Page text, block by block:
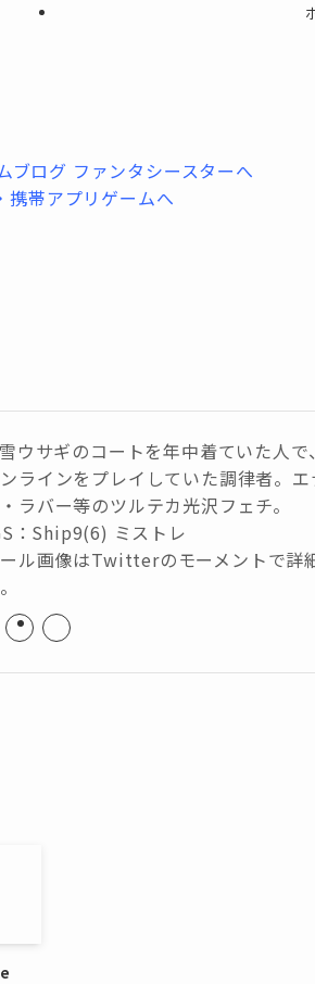
ウサギのコートを年中着ていた人で
ラインをプレイしていた調律者。エ
ラバー等のツルテカ光沢フェチ。
：Ship9(6) ミストレ
ル画像はTwitterのモーメントで詳